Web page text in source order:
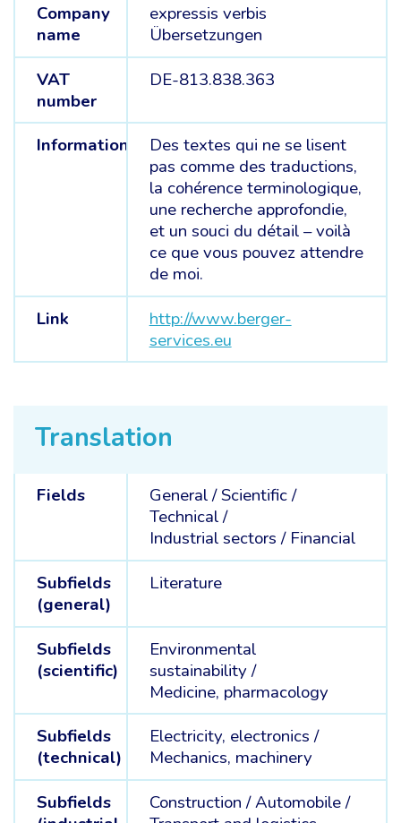
Company
name
expressis verbis
Übersetzungen
VAT
number
DE-813.838.363
Information
Des textes qui ne se lisent
pas comme des traductions,
la cohérence terminologique,
une recherche approfondie,
et un souci du détail – voilà
ce que vous pouvez attendre
de moi.
Link
http://www.berger-
services.eu
Translation
Fields General /Scientific /
Technical /
Industrial sectors / Financial
Subfields
(general)
Literature
Subfields
(scientific)
Environmental
sustainability /
Medicine, pharmacology
Subfields
(technical)
Electricity, electronics /
Mechanics, machinery
Subfields
Construction /Automobile /